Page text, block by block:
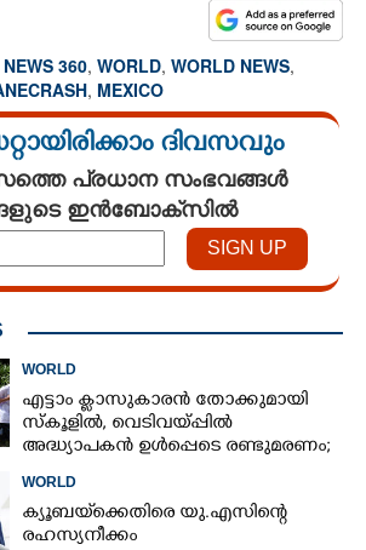
NEWS 360, WORLD, WORLD NEWS,
, MEXICO
ദിവസവും
പ്രധാന സംഭവങ്ങൾ
ഇൻബോക്സിൽ
WORLD
എട്ടാം ക്ളാസുകാരൻ തോക്കുമായി
സ്കൂളിൽ, വെടിവയ്പ്പിൽ
അദ്ധ്യാപകൻ ഉൾപ്പെടെ രണ്ടുമരണം;
WORLD
ക്യൂബയ്‌ക്കെതിരെ യു.എസിന്റെ
രഹസ്യനീക്കം